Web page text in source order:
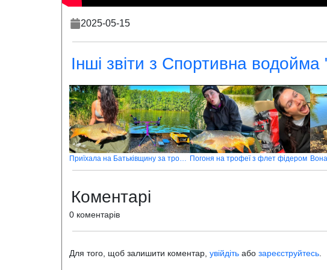
2025-05-15
Інші звіти з Спортивна
Приїхала на Батьківщину за трофеями Погоня на трофеї з флет фідером
Коментарі
0 коментарів
Для того, щоб залишити коментар, увійдіть або зареєструйтесь